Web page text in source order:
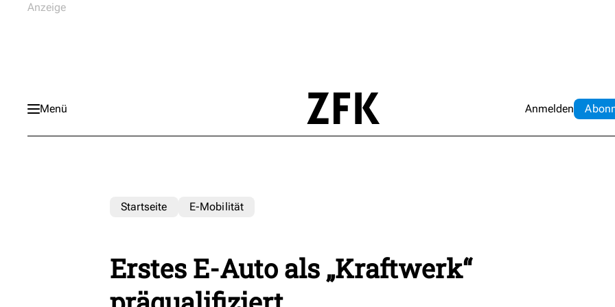
Menü Anmelden Abo
Startseite E-Mobilität
Erstes E-Auto als „Kraftwerk“